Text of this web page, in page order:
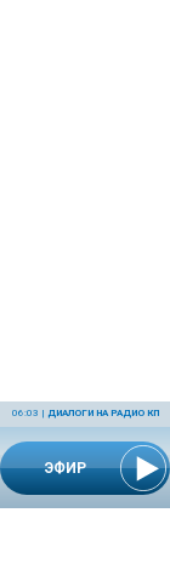
ЭФИР
06:03 | ДИАЛОГИ НА РАДИО КП